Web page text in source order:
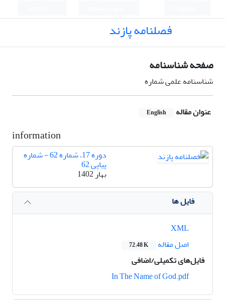
فصلنامه پازند
صفحه شناسنامه
شناسنامه علمی شماره
عنوان مقاله English
information
دوره 17، شماره 62 - شماره
پیاپی 62
بهار 1402
فایل ها
اصل مقاله
72.48 K
فایل‌های تکمیلی/اضافی
In The Name of God.pdf